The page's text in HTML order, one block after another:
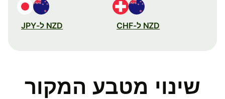
NZD ל-CHF NZD ל-JPY
שינוי מטבע המקור